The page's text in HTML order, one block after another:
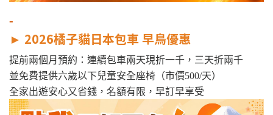
-
► 2026橘子貓日本包車 早鳥優惠
提前兩個月預約：連續包車兩天現折一千，三天折兩千
並免費提供六歲以下兒童安全座椅（市價500/天）
全家出遊安心又省錢，名額有限，早訂早享受